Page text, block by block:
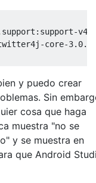
core-
y puedo crear
Sin
cosa que haga
muestra "no se
y se muestra en
que Android